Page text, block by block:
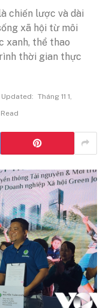
chiến lược và dài
xã hội từ môi
xanh, thể thao
thời gian thực
Updated: Tháng 11 1,